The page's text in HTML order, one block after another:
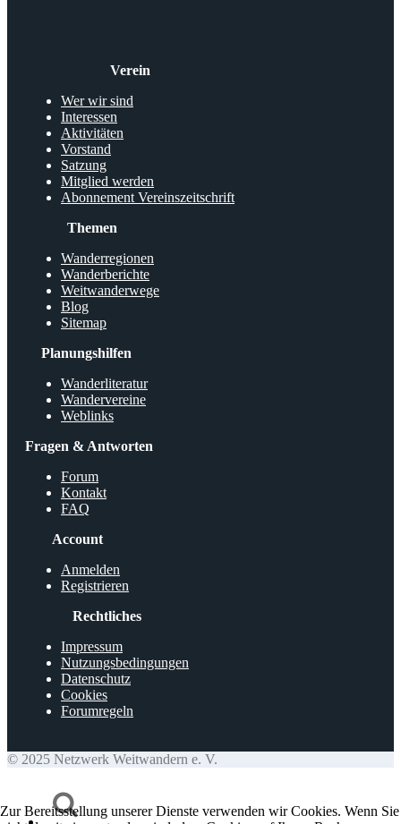
Verein
Wer wir sind
Interessen
Aktivitäten
Vorstand
Satzung
Mitglied werden
Abonnement Vereinszeitschrift
Themen
Wanderregionen
Wanderberichte
Weitwanderwege
Blog
Sitemap
Planungshilfen
Wanderliteratur
Wandervereine
Weblinks
Fragen & Antworten
Forum
Kontakt
FAQ
Account
Anmelden
Registrieren
Rechtliches
Impressum
Nutzungsbedingungen
Datenschutz
Cookies
Forumregeln
© 2025 Netzwerk Weitwandern e. V.
Zur Bereitsstellung unserer Dienste verwenden wir Cookies. Wenn Sie